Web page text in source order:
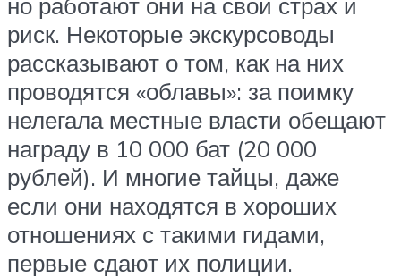
риск. Некоторые экскурсоводы
рассказывают о том, как на них
проводятся «облавы»: за поимку
нелегала местные власти обещают
награду в 10 000 бат (20 000
рублей). И многие тайцы, даже
если они находятся в хороших
отношениях с такими гидами,
первые сдают их полиции.